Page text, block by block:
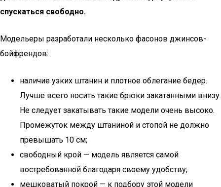
спускаться свободно.
Модельеры разработали несколько фасонов джинсов-
бойфрендов:
наличие узких штанин и плотное облегание бедер.
Лучше всего носить такие брюки закатанными внизу.
Не следует закатывать такие модели очень высоко.
Промежуток между штаниной и стопой не должно
превышать 10 см;
свободный крой — модель является самой
востребованной благодаря своему удобству;
мешковатый покрой — к подбору этой модели